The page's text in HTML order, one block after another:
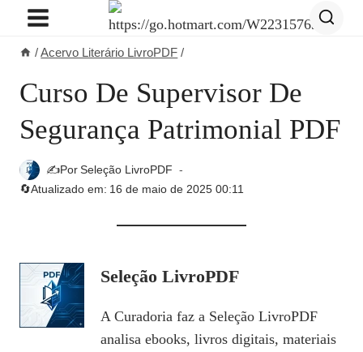
Pular
/Acervo Literário LivroPDF /
Curso De Supervisor De
Segurança Patrimonial PDF
✍️PorSeleção LivroPDF
🔄Atualizado em: 16 de maio de 2025 00:11
Seleção LivroPDF
A Curadoria faz a Seleção LivroPDF
analisa ebooks, livros digitais, materiais